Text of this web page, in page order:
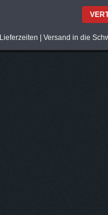
Lieferzeiten Versand in die